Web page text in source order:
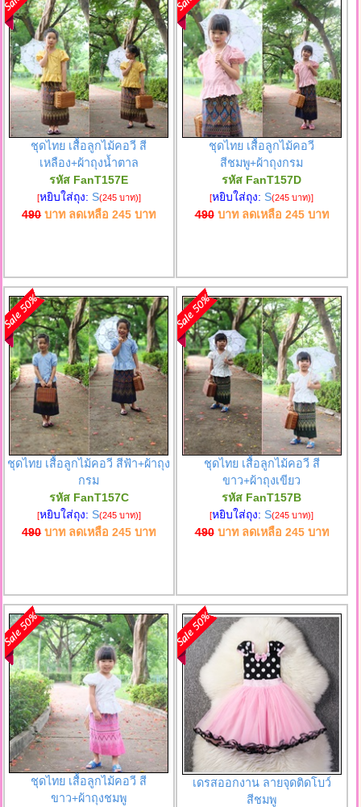
ชุดไทย เสื้อลูกไม้คอวี สี
เหลือง+ผ้าถุงน้ำตาล
รหัส FanT157E
[หยิบใส่ถุง: S(245 บาท)]
490บาท ลดเหลือ245 บาท
ชุดไทย เสื้อลูกไม้คอวี
สีชมพู+ผ้าถุงกรม
รหัส FanT157D
[หยิบใส่ถุง: S(245 บาท)]
490บาท ลดเหลือ 245บาท
ชุดไทย เสื้อลูกไม้คอวี สีฟ้า+ผ้าถุง
กรม
รหัส FanT157C
[หยิบใส่ถุง: S(245 บาท)]
490บาท ลดเหลือ245 บาท
ชุดไทย เสื้อลูกไม้คอวี สี
ขาว+ผ้าถุงเขียว
รหัส FanT157B
[หยิบใส่ถุง: S(245 บาท)]
490บาท ลดเหลือ 245บาท
ชุดไทย เสื้อลูกไม้คอวี สี
ขาว+ผ้าถุงชมพู
เดรสออกงาน ลายจุดติดโบว์
สีชมพู